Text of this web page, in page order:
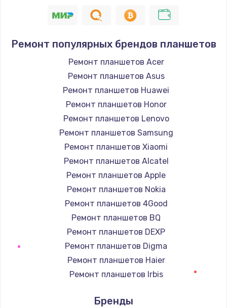
930 руб.
Чистка от пыли
1060 руб.
Заказать
Замена южного моста
1950 руб.
Заказать
Замена материнской платы
1730 руб.
Заказать
Ремонт популярных брендов планшетов
Ремонт планшетов Acer
Ремонт планшетов Asus
Ремонт планшетов Huawei
Ремонт планшетов Honor
Ремонт планшетов Lenovo
Ремонт планшетов Samsung
Ремонт планшетов Xiaomi
Ремонт планшетов Alcatel
Ремонт планшетов Apple
Ремонт планшетов Nokia
Ремонт планшетов 4Good
Ремонт планшетов BQ
Ремонт планшетов DEXP
Ремонт планшетов Digma
Ремонт планшетов Haier
Ремонт планшетов Irbis
Ремонт планшетов Microsoft
Бренды